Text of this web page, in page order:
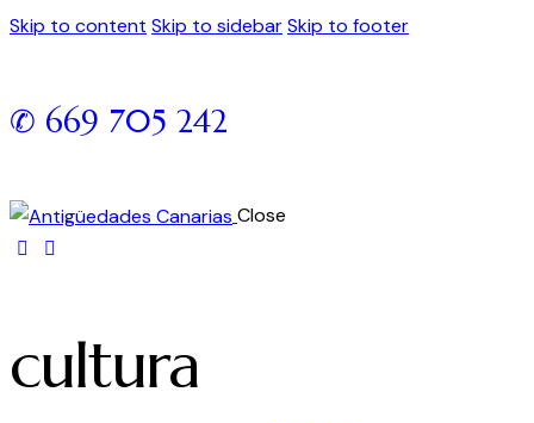
Skip to content Skip to sidebarSkip to footer
✆ 669 705 242
Close
cultura